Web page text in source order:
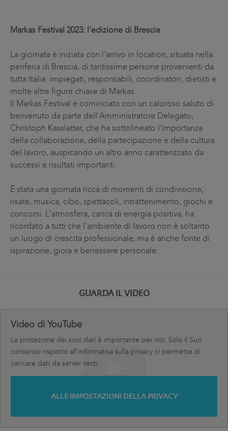
Markas Festival 2023: l'edizione di Brescia
La giornata è iniziata con l'arrivo in location, situata nella
periferia di Brescia, di tantissime persone provenienti da
tutta Italia: impiegati, responsabili, coordinatori, dietisti e
molte altre figure chiave di Markas.
Il Markas Festival è cominciato con un caloroso saluto di
benvenuto da parte dell'Amministratore Delegato,
Christoph Kasslatter, che ha sottolineato l'importanza
della collaborazione, della partecipazione e della cultura
del lavoro, auspicando un altro anno caratterizzato da
successi e risultati importanti.
È stata una giornata ricca di momenti di condivisione,
risate, musica, cibo, spettacoli, intrattenimento, giochi e
concorsi. L'atmosfera, carica di energia positiva, ha
ricordato a tutti che l'ambiente di lavoro non è soltanto
un luogo di crescita professionale, ma è anche fonte di
ispirazione, gioia e benessere personale.
GUARDA IL VIDEO
Video di YouTube
La protezione dei suoi dati è importante per noi. Solo il Suo
consenso rispetto all'informativa sulla privacy ci permette di
caricare dati da server terzi.
ALLE IMPOSTAZIONI DELLA PRIVACY